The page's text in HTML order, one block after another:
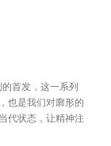
首发，这一系列
也是我们对廓形的
代状态，让精神注